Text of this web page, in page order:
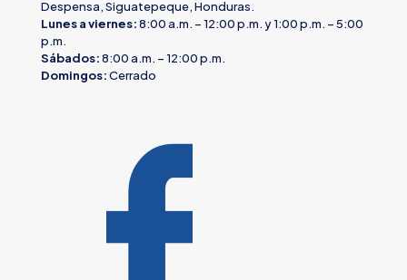
Despensa, Siguatepeque, Honduras.
Lunes a viernes:8:00 a.m. – 12:00 p.m. y 1:00 p.m. – 5:00
p.m.
Sábados:8:00 a.m. – 12:00 p.m.
Domingos:Cerrado